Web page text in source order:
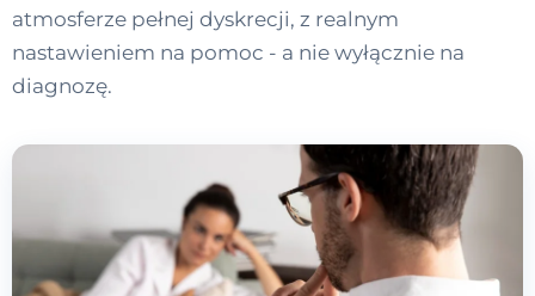
atmosferze pełnej dyskrecji, z realnym
nastawieniem na pomoc - a nie wyłącznie na
diagnozę.